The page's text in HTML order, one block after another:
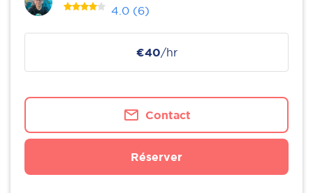
4.0 (6)
€40/hr
Contact
Réserver